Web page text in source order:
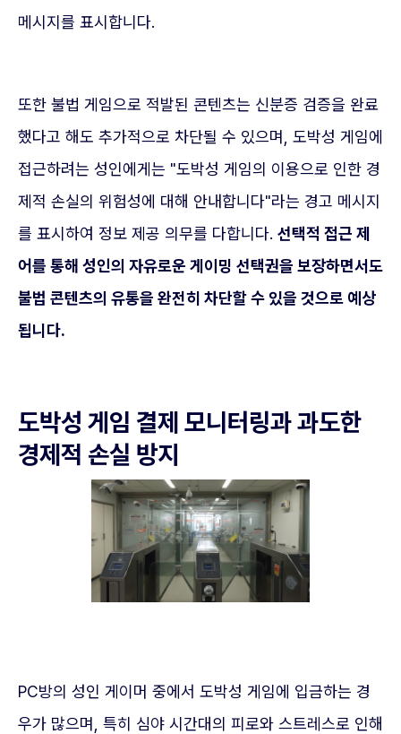
메시지를 표시합니다.
또한 불법 게임으로 적발된 콘텐츠는 신분증 검증을 완료
했다고 해도 추가적으로 차단될 수 있으며, 도박성 게임에
접근하려는 성인에게는 "도박성 게임의 이용으로 인한 경
제적 손실의 위험성에 대해 안내합니다"라는 경고 메시지
를 표시하여 정보 제공 의무를 다합니다. 선택적 접근 제
어를 통해 성인의 자유로운 게이밍 선택권을 보장하면서도
불법 콘텐츠의 유통을 완전히 차단할 수 있을 것으로 예상
됩니다.
도박성 게임 결제 모니터링과 과도한
경제적 손실 방지
PC방의 성인 게이머 중에서 도박성 게임에 입금하는 경
우가 많으며, 특히 심야 시간대의 피로와 스트레스로 인해